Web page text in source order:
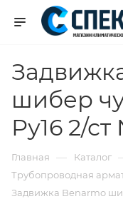
шибер
Ру16 2/ст
Главная — Каталог
Трубопроводная
Задвижка Benarmo